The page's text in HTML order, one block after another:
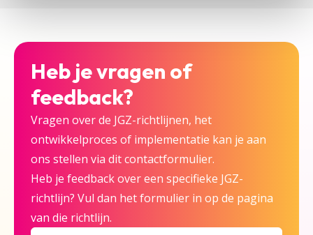
Heb je vragen of
feedback?
Vragen over de JGZ-richtlijnen, het
ontwikkelproces of implementatie kan je aan
ons stellen via dit contactformulier.
Heb je feedback over een specifieke JGZ-
richtlijn? Vul dan het formulier in op de pagina
van die richtlijn.